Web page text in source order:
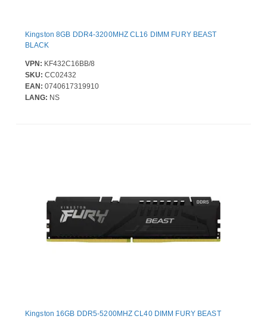
Kingston 8GB DDR4-3200MHZ CL16 DIMM FURY BEAST
BLACK
VPN: KF432C16BB/8
SKU: CC02432
EAN: 0740617319910
LANG: NS
Kingston 16GB DDR5-5200MHZ CL40 DIMM FURY BEAST